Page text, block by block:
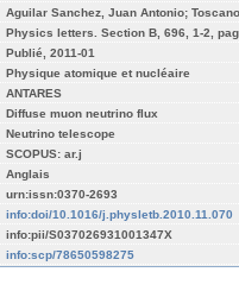
Aguilar Sanchez, Juan Antonio;
Physics letters. Section B, 696, 1-2,
Publié, 2011-01
Physique atomique et nucléaire
ANTARES
Diffuse muon neutrino flux
Neutrino telescope
SCOPUS: ar.j
Anglais
urn:issn:0370-2693
info:doi/10.1016/j.physletb.2010.11.070
info:pii/S037026931001347X
info:scp/78650598275